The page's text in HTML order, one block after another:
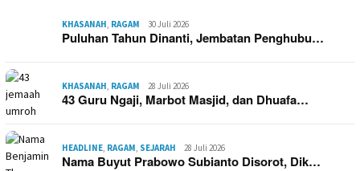
KHASANAH RAGAM 30 Juli 2026
Puluhan Tahun Dinanti, Jembatan Penghubu…
KHASANAH RAGAM 28 Juli 2026
43 Guru Ngaji, Marbot Masjid, dan Dhuafa…
HEADLINE RAGAM SEJARAH 28 Juli 2026
Nama Buyut Prabowo Subianto Disorot, Dik…